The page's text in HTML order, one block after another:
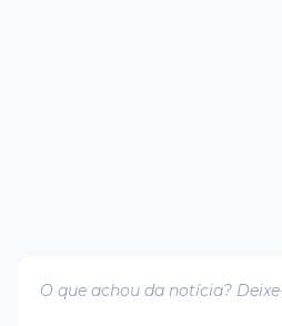
O que achou da notícia?